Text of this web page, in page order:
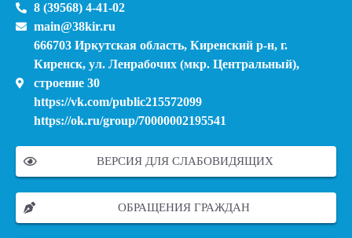
8 (39568) 4-41-02
main@38kir.ru
666703 Иркутская область, Киренский р-н, г.
Киренск, ул. Ленрабочих (мкр. Центральный),
строение 30
https://vk.com/public215572099
https://ok.ru/group/70000002195541
ВЕРСИЯ ДЛЯ СЛАБОВИДЯЩИХ
ОБРАЩЕНИЯ ГРАЖДАН